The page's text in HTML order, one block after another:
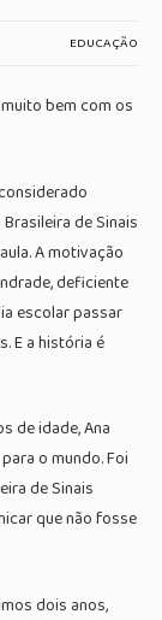
EDUCAÇÃO
bem com os
de Sinais
A motivação
deficiente
escolar passar
E a história é
de idade, Ana
o mundo. Foi
de Sinais
que não fosse
dois anos,